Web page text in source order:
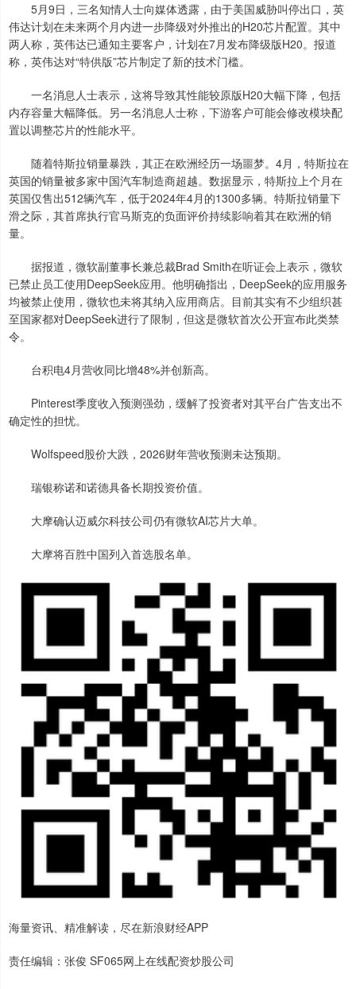
5月9日，三名知情人士向媒体透露，由于美国威胁叫停出口，英
伟达计划在未来两个月内进一步降级对外推出的H20芯片配置。其中
两人称，英伟达已通知主要客户，计划在7月发布降级版H20。报道
称，英伟达对“特供版”芯片制定了新的技术门槛。
一名消息人士表示，这将导致其性能较原版H20大幅下降，包括
内存容量大幅降低。另一名消息人士称，下游客户可能会修改模块配
置以调整芯片的性能水平。
随着特斯拉销量暴跌，其正在欧洲经历一场噩梦。4月，特斯拉在
英国的销量被多家中国汽车制造商超越。数据显示，特斯拉上个月在
英国仅售出512辆汽车，低于2024年4月的1300多辆。特斯拉销量下
滑之际，其首席执行官马斯克的负面评价持续影响着其在欧洲的销
量。
据报道，微软副董事长兼总裁Brad Smith在听证会上表示，微软
已禁止员工使用DeepSeek应用。他明确指出，DeepSeek的应用服务
均被禁止使用，微软也未将其纳入应用商店。目前其实有不少组织甚
至国家都对DeepSeek进行了限制，但这是微软首次公开宣布此类禁
令。
台积电4月营收同比增48%并创新高。
Pinterest季度收入预测强劲，缓解了投资者对其平台广告支出不
确定性的担忧。
Wolfspeed股价大跌，2026财年营收预测未达预期。
瑞银称诺和诺德具备长期投资价值。
大摩确认迈威尔科技公司仍有微软AI芯片大单。
大摩将百胜中国列入首选股名单。
海量资讯、精准解读，尽在新浪财经APP
责任编辑：张俊 SF065网上在线配资炒股公司